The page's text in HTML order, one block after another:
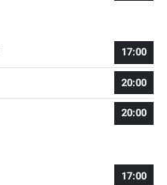
17:00
20:00
20:00
17:00